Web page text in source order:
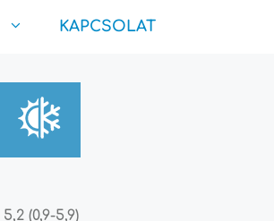
KAPCSOLAT
5,2 (0,9-5,9)